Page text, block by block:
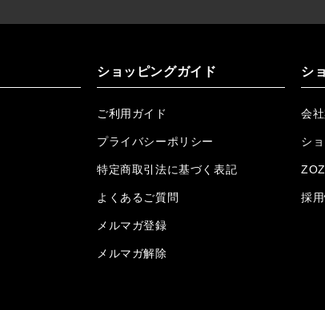
24/フリンジデニムロングパンツ再入荷!!!
ケミカルブラックデニムロングパンツ再入荷!!!
RTEG R.S&Dデニムロングパンツ再入荷!!!
RTEGO.Eショルダーバッグ入荷!!!
H.P.C デニムロングパンツ再入荷しました!!!
ショッピングガイド
ご利用ガイド
プライバシーポリシー
特定商取引法に基づく表記
よくあるご質問
メルマガ登録
メルマガ解除
シ
会
シ
採